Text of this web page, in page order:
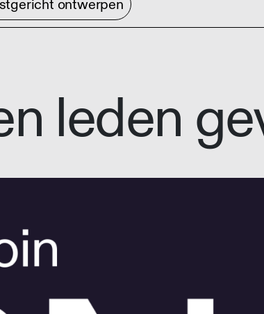
ontwerpen
leden